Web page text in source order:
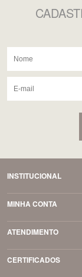
INSTITUCIONAL
MINHA CONTA
ATENDIMENTO
CERTIFICADOS